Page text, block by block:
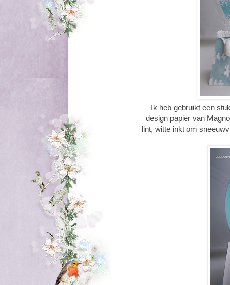
Ik heb gebruikt een
design papier van
lint, witte inkt om